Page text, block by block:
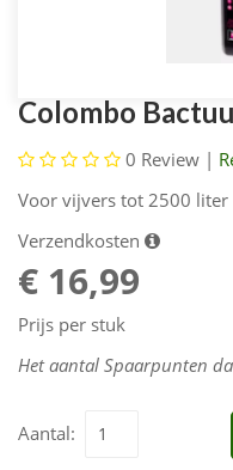
Colombo
0 Review |
Voor vijvers tot 2500 liter
Verzendkosten
€ 16,99
Prijs per stuk
Het aantal Spaarpunten
Aantal: